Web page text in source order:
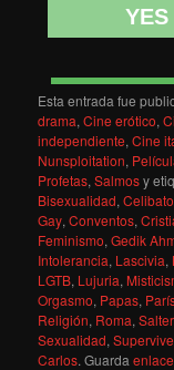
YES
Esta entrada fue
drama,Cine erótico,
independiente,Cine
Nunsploitation,
Profetas,Salmosy
Bisexualidad,Celibato
Gay,Conventos,
Feminismo,Gedik
Intolerancia, Lascivia,
LGTB, Lujuria,
Orgasmo, Papas,
Religión, Roma,
Sexualidad,
Carlos. Guarda